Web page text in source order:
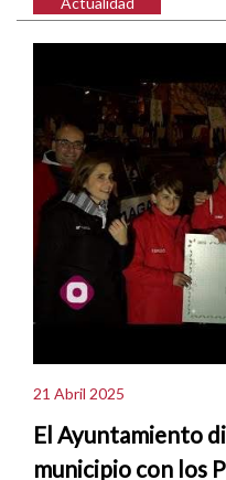
21 Abril 2025
El Ayuntamiento
municipio con los